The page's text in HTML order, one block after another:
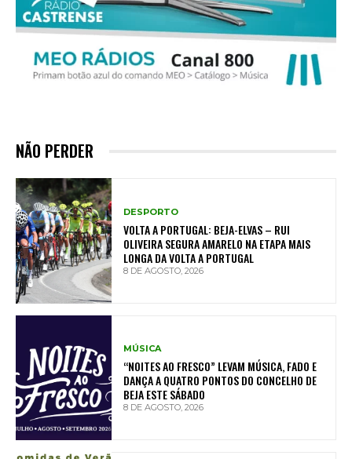
NÃO PERDER
DESPORTO
VOLTA A PORTUGAL: BEJA-ELVAS – RUI
OLIVEIRA SEGURA AMARELO NA ETAPA MAIS
LONGA DA VOLTA A PORTUGAL
8 DE AGOSTO, 2026
MÚSICA
“NOITES AO FRESCO” LEVAM MÚSICA, FADO E
DANÇA A QUATRO PONTOS DO CONCELHO DE
BEJA ESTE SÁBADO
8 DE AGOSTO, 2026